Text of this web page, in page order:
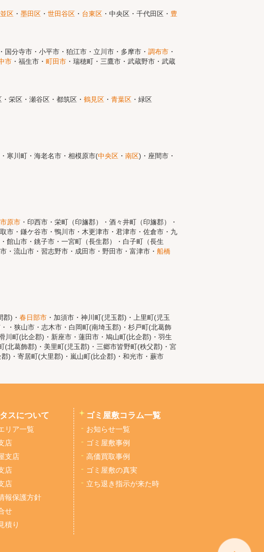
区 ・ 墨田区 ・ 世田谷区 ・ 台東区 ・中央区・千代田区・ 豊
分寺市・小平市・狛江市・立川市・多摩市・ 調布市 ・
市 ・福生市・ 町田市 ・瑞穂町・三鷹市・武蔵野市・武蔵
・栄区・瀬谷区・都筑区・ 鶴見区 ・ 青葉区 ・緑区
・寒川町・海老名市・相模原市(中央区 ・ 南区)・座間市・
市原市 ・印西市・栄町（印旛郡）・酒々井町（印旛郡）・
市・鎌ケ谷市・鴨川市・木更津市・君津市・佐倉市・九
館山市・銚子市・一宮町（長生郡）・白子町（長生
・流山市・習志野市・成田市・野田市・富津市・ 船橋
)・ 春日部市 ・加須市・神川町(児玉郡)・上里町(児玉
・・狭山市・志木市・白岡町(南埼玉郡)・杉戸町(北葛飾
川町(比企郡)・新座市・蓮田市・鳩山町(比企郡)・羽生
(北葛飾郡)・美里町(児玉郡)・三郷市皆野町(秩父郡)・宮
)・寄居町(大里郡)・嵐山町(比企郡)・和光市・蕨市
スについて
リア一覧
店
支店
店
店
報保護方針
せ
積り
ゴミ屋敷コラム一覧
お知らせ一覧
ゴミ屋敷事例
高価買取事例
ゴミ屋敷の真実
立ち退き指示が来た時